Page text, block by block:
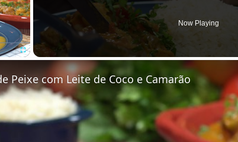
Now Playing
Peixe com Leite de Coco e Camarão